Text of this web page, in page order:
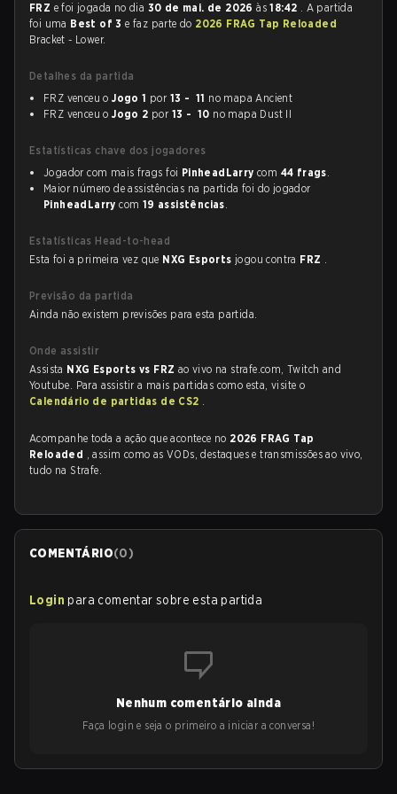
FRZ e foi jogada no dia 30 de mai. de 2026às18:42 . A partida
foi uma Best of 3e faz parte do 2026 FRAG Tap Reloaded
Bracket - Lower.
Detalhes da partida
FRZ venceu oJogo 1 por 13 - 11 no mapa Ancient
FRZ venceu oJogo 2 por 13 - 10 no mapa Dust II
Estatísticas chave dos jogadores
Jogador com mais frags foi PinheadLarry com 44 frags.
Maior número de assistências na partida foi do jogador
PinheadLarry com 19 assistências.
Estatísticas Head-to-head
Esta foi a primeira vez que NXG Esports jogou contra FRZ .
Previsão da partida
Ainda não existem previsões para esta partida.
Onde assistir
Assista NXG Esports vs FRZ ao vivo na strafe.com, Twitch and
Youtube. Para assistir a mais partidas como esta, visite o
Calendário de partidas de CS2 .
Acompanhe toda a ação que acontece no 2026 FRAG Tap
Reloaded , assim como as VODs, destaques e transmissões ao vivo,
tudo na Strafe.
COMENTÁRIO(0)
Login para comentar sobre esta partida
Nenhum comentário ainda
Faça login e seja o primeiro a iniciar a conversa!